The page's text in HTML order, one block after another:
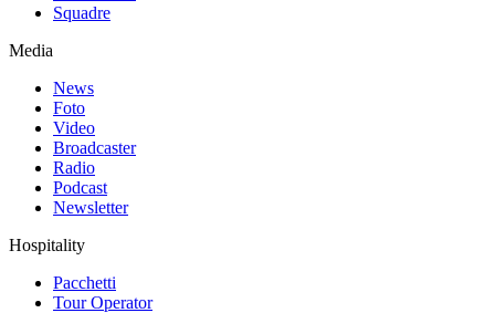
Squadre
Media
News
Foto
Video
Broadcaster
Radio
Podcast
Newsletter
Hospitality
Pacchetti
Tour Operator